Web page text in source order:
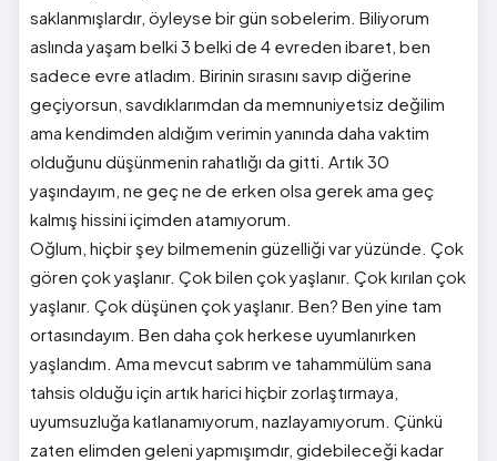
saklanmışlardır, öyleyse bir gün sobelerim. Biliyorum
aslında yaşam belki 3 belki de 4 evreden ibaret, ben
sadece evre atladım. Birinin sırasını savıp diğerine
geçiyorsun, savdıklarımdan da memnuniyetsiz değilim
ama kendimden aldığım verimin yanında daha vaktim
olduğunu düşünmenin rahatlığı da gitti. Artık 30
yaşındayım, ne geç ne de erken olsa gerek ama geç
kalmış hissini içimden atamıyorum.
Oğlum, hiçbir şey bilmemenin güzelliği var yüzünde. Çok
gören çok yaşlanır. Çok bilen çok yaşlanır. Çok kırılan çok
yaşlanır. Çok düşünen çok yaşlanır. Ben? Ben yine tam
ortasındayım. Ben daha çok herkese uyumlanırken
yaşlandım. Ama mevcut sabrım ve tahammülüm sana
tahsis olduğu için artık harici hiçbir zorlaştırmaya,
uyumsuzluğa katlanamıyorum, nazlayamıyorum. Çünkü
zaten elimden geleni yapmışımdır, gidebileceği kadar